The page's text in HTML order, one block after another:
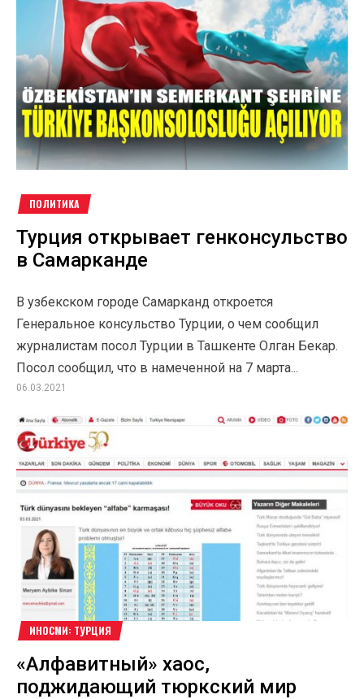
ПОЛИТИКА
Турция открывает генконсульство
в Самарканде
В узбекском городе Самарканд откроется
Генеральное консульство Турции, о чем сообщил
журналистам посол Турции в Ташкенте Олган Бекар.
Посол сообщил, что в намеченной на 7 марта...
06.03.2021
ИНОСМИ: ТУРЦИЯ
«Алфавитный» хаос,
поджидающий тюркский мир